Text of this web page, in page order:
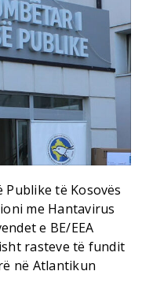
të Kosovës
me Hantavirus
e BE/EEA
rasteve të fundit
në Atlantikun